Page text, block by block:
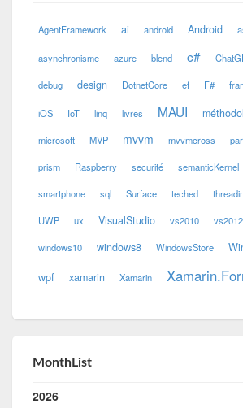
AgentFramework ai android Android
asynchronisme azure blend c#
debug design DotnetCore ef F#
iOS IoT linq livres MAUI
microsoft MVP mvvm mvvmcross
prism Raspberry securité semanticKernel
smartphone sql Surface teched
UWP ux VisualStudio vs2010 vs2012
windows10 windows8 WindowsStore
wpf xamarin Xamarin
MonthList
2026